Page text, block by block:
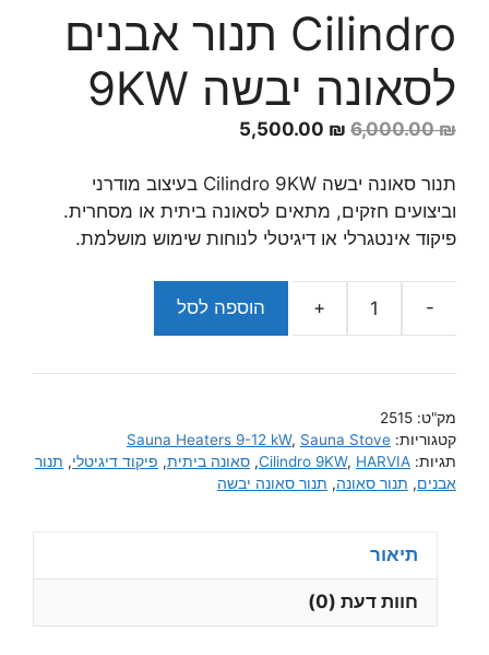
Cilindro תנור אבנים
לסאונה יבשה 9KW
6,000.00₪
המחיר
היה:
6,000.00 ₪.
5,500.00 ₪
הוא:
5,500.00 ₪.
תנור סאונה יבשה Cilindro 9KW בעיצוב מודרני
וביצועים חזקים, מתאים לסאונה ביתית או מסחרית.
פיקוד אינטגרלי או דיגיטלי לנוחות שימוש מושלמת.
-
כמות
Cilindro
אבנים
לסאונה
יבשה
+ הוספה לסל
מק"ט: 2515
קטגוריות:
Sauna Heaters 9-12 kW, Sauna Stove
תגיות:
Cilindro 9KW, HARVIA
, סאונה ביתית, פיקוד דיגיטלי, תנור
אבנים, תנור סאונה, תנור סאונה יבשה
תיאור
חוות דעת (0)